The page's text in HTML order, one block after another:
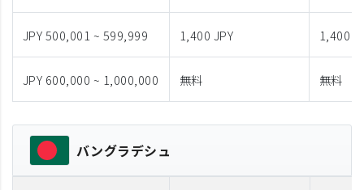
JPY 500,001 ~ 599,999 1,400 JPY 1,400
JPY 600,000 ~ 1,000,000 無料 無料
バングラデシュ